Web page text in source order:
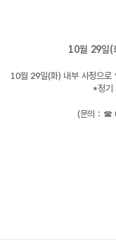
10월 29일(
10월 29일(화) 내부 사정으로
*정기
(문의 : ☎